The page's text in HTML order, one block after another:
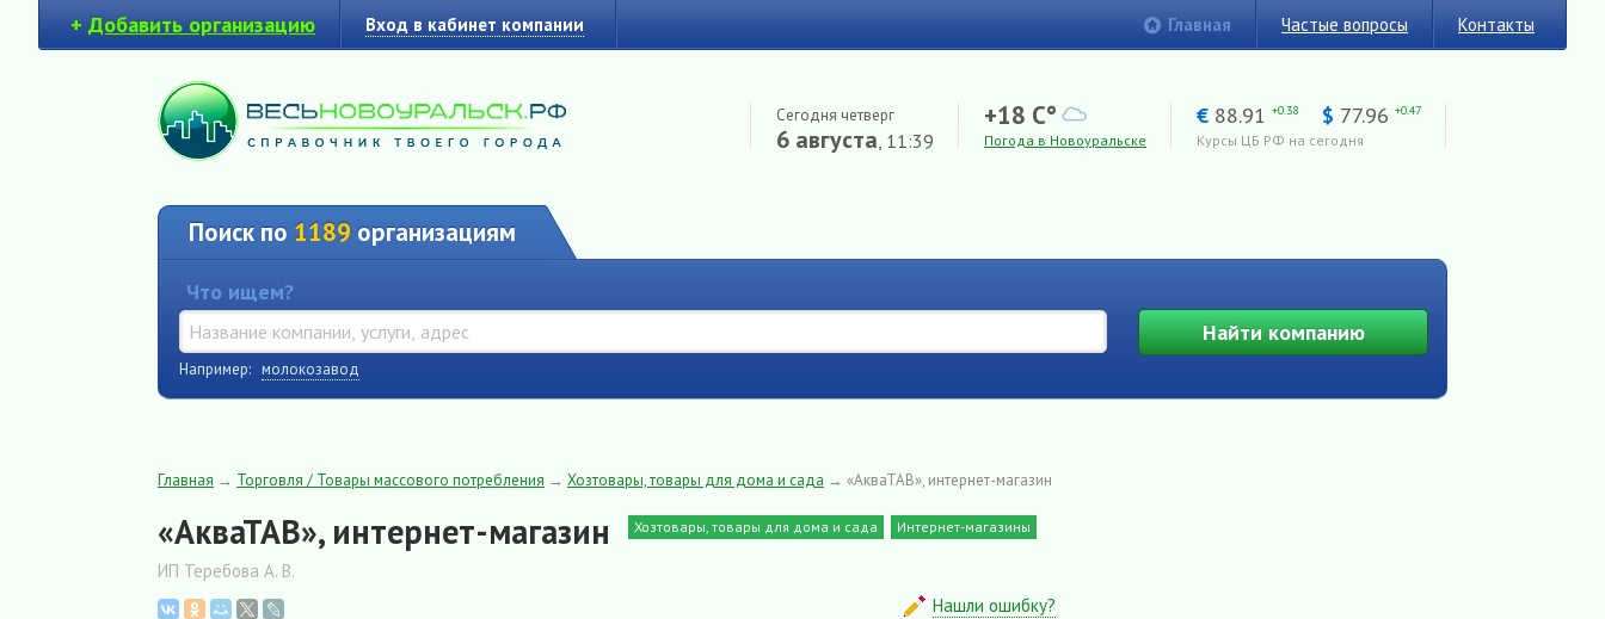
+ Добавить организацию Вход в кабинет компании Главная Частые вопросы Контакты
Сегодня четверг
6 августа, 11:39
+18 C°
Погода в Новоуральске
€ 88.91 +0.38 $ 77.96 +0.47
Курсы ЦБ РФ на сегодня
Поиск по 1189 организациям
Что ищем?
Найтикомпанию
Например: молокозавод
Главная → Торговля / Товары массового потребления → Хозтовары, товары для дома и сада → «АкваТАВ», интернет-магазин
«АкваТАВ», интернет-магазин Хозтовары, товары для дома и сада Интернет-магазины
ИП Теребова А. В.
Нашли ошибку?